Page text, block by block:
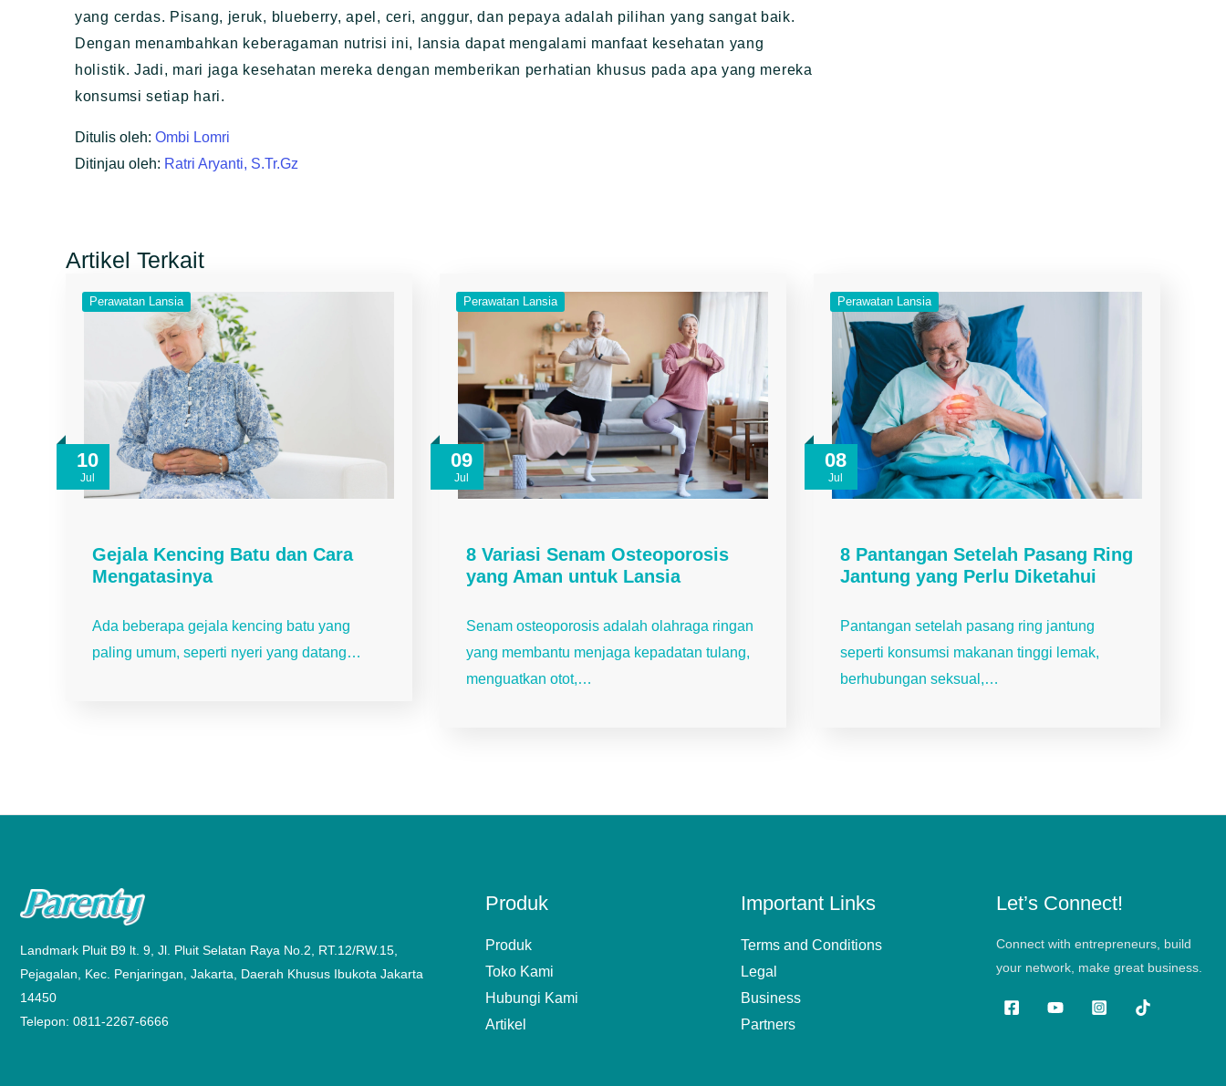
yang cerdas. Pisang, jeruk, blueberry, apel, ceri, anggur, dan pepaya adalah pilihan yang sangat baik.
Dengan menambahkan keberagaman nutrisi ini, lansia dapat mengalami manfaat kesehatan yang
holistik. Jadi, mari jaga kesehatan mereka dengan memberikan perhatian khusus pada apa yang mereka
konsumsi setiap hari.
Ditulis oleh: Ombi Lomri
Ditinjau oleh: Ratri Aryanti, S.Tr.Gz
Artikel Terkait
10
Jul
Perawatan Lansia
Gejala Kencing Batu dan Cara
Mengatasinya
Ada beberapa gejala kencing batu yang
paling umum, seperti nyeri yang datang…
09
Jul
Perawatan Lansia
8 Variasi Senam Osteoporosis
yang Aman untuk Lansia
Senam osteoporosis adalah olahraga ringan
yang membantu menjaga kepadatan tulang,
menguatkan otot,…
08
Jul
Perawatan Lansia
8 Pantangan Setelah Pasang Ring
Jantung yang Perlu Diketahui
Pantangan setelah pasang ring jantung
seperti konsumsi makanan tinggi lemak,
berhubungan seksual,…
Landmark Pluit B9 lt. 9, Jl. Pluit Selatan Raya No.2, RT.12/RW.15,
Pejagalan, Kec. Penjaringan, Jakarta, Daerah Khusus Ibukota Jakarta
14450
Telepon: 0811-2267-6666
Produk
Produk
Toko Kami
Hubungi Kami
Artikel
Important Links
Terms and Conditions
Legal
Business
Partners
Let’s Connect!
Connect with entrepreneurs, build
your network, make great business.